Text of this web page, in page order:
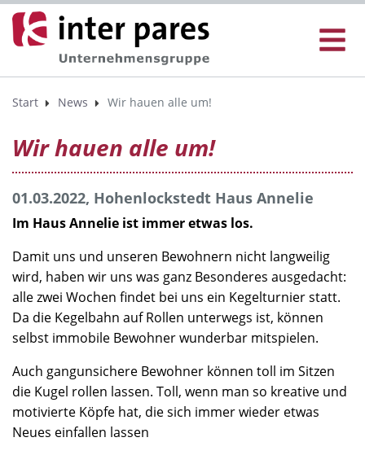
Start News Wir hauen alle um!
Wir hauen alle um!
01.03.2022, Hohenlockstedt Haus Annelie
Im Haus Annelie ist immer etwas los.
Damit uns und unseren Bewohnern nicht langweilig
wird, haben wir uns was ganz Besonderes ausgedacht:
alle zwei Wochen findet bei uns ein Kegelturnier statt.
Da die Kegelbahn auf Rollen unterwegs ist, können
selbst immobile Bewohner wunderbar mitspielen.
Auch gangunsichere Bewohner können toll im Sitzen
die Kugel rollen lassen. Toll, wenn man so kreative und
motivierte Köpfe hat, die sich immer wieder etwas
Neues einfallen lassen